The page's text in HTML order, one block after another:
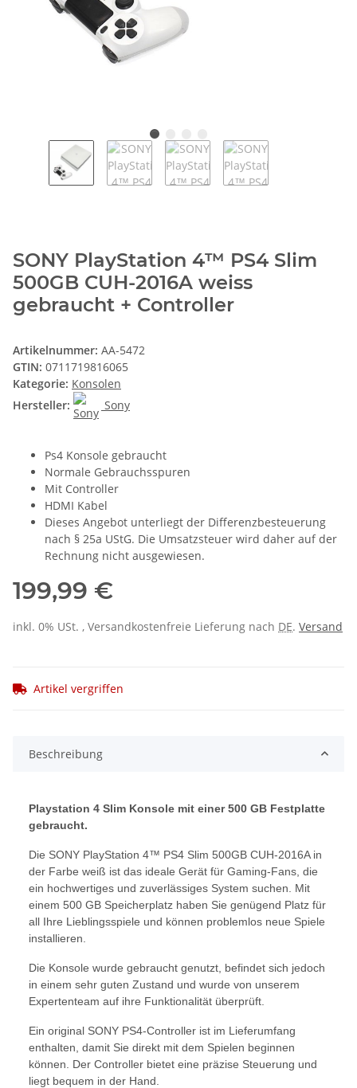
SONY PlayStation 4™ PS4 Slim
500GB CUH-2016A weiss
gebraucht + Controller
Artikelnummer: AA-5472
GTIN: 0711719816065
Kategorie: Konsolen
Hersteller:
Sony
Ps4 Konsole gebraucht
Normale Gebrauchsspuren
Mit Controller
HDMI Kabel
Dieses Angebot unterliegt der Differenzbesteuerung
nach § 25a UStG. Die Umsatzsteuer wird daher auf der
Rechnung nicht ausgewiesen.
199,99 €
inkl. 0% USt. , Versandkostenfreie Lieferung nach DE. Versand
Artikel vergriffen
Beschreibung
Playstation 4 Slim Konsole mit einer 500 GB Festplatte
gebraucht.
Die SONY PlayStation 4™ PS4 Slim 500GB CUH-2016A in
der Farbe weiß ist das ideale Gerät für Gaming-Fans, die
ein hochwertiges und zuverlässiges System suchen. Mit
einem 500 GB Speicherplatz haben Sie genügend Platz für
all Ihre Lieblingsspiele und können problemlos neue Spiele
installieren.
Die Konsole wurde gebraucht genutzt, befindet sich jedoch
in einem sehr guten Zustand und wurde von unserem
Expertenteam auf ihre Funktionalität überprüft.
Ein original SONY PS4-Controller ist im Lieferumfang
enthalten, damit Sie direkt mit dem Spielen beginnen
können. Der Controller bietet eine präzise Steuerung und
liegt bequem in der Hand.